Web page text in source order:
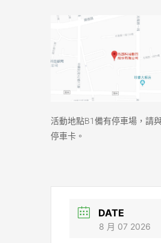
活動地點B1備有停車場，請
停車卡。
DATE
8 月 07 2026